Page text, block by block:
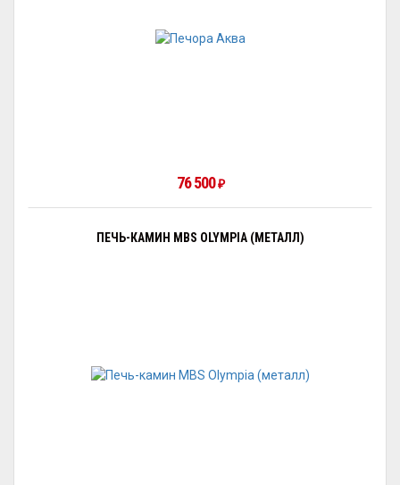
76 500₽
ПЕЧЬ-КАМИН MBS OLYMPIA (МЕТАЛЛ)